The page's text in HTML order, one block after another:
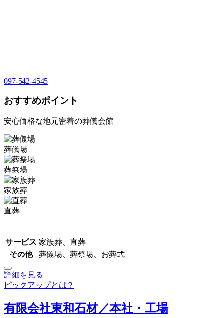
097-542-4545
おすすめポイント
安心価格な地元密着の葬儀会館
葬儀場
葬祭場
家族葬
直葬
サービス 家族葬、直葬
その他
葬儀場、葬祭場、お葬式
詳細を見る
ピックアップとは？
有限会社東和石材／本社・工場